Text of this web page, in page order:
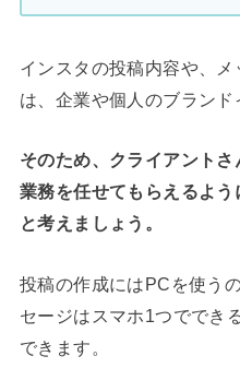
インスタの投稿内容や、
は、企業や個人のブランド
そのため、クライアント
業務を任せてもらえるよ
と考えましょう。
投稿の作成にはPCを使う
セージはスマホ1つででき
できます。